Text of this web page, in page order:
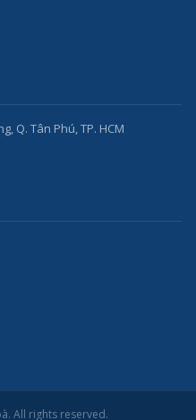
Q. Tân Phú, TP. HCM
All rights reserved.